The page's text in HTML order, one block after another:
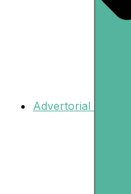
Advertorial